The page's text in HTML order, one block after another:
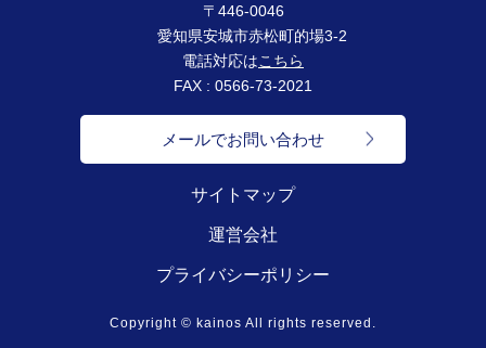
〒446-0046
愛知県安城市赤松町的場3-2
電話対応はこちら
FAX : 0566-73-2021
メールでお問い合わせ
サイトマップ
運営会社
プライバシーポリシー
Copyright © kainos All rights reserved.